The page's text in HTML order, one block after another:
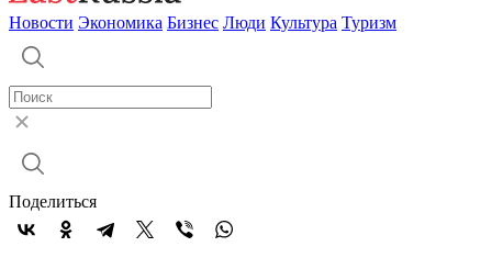
Новости Экономика Бизнес Люди Культура Туризм
Поделиться